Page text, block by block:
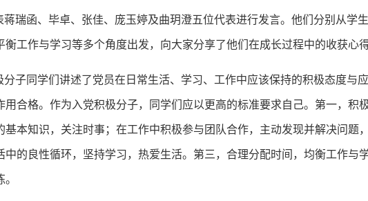
瑞函、毕卓、张佳、庞玉婷及曲玥澄五位代表进行发言。他们分别从学
工作与学习等多个角度出发，向大家分享了他们在成长过程中的收获心得
子同学们讲述了党员在日常生活、学习、工作中应该保持的积极态度与
合格。作为入党积极分子，同学们应以更高的标准要求自己。第一，积
本知识，关注时事；在工作中积极参与团队合作，主动发现并解决问题
的良性循环，坚持学习，热爱生活。第三，合理分配时间，均衡工作与